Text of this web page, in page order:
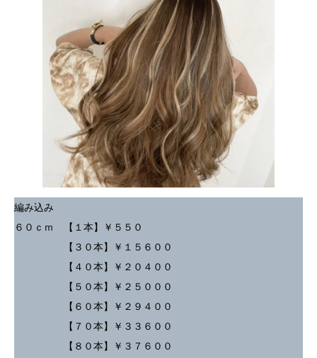
編み込み
６０ｃｍ 【１本】￥５５０
【３０本】￥１５６００
【４０本】￥２０４００
【５０本】￥２５０００
【６０本】￥２９４００
【７０本】￥３３６００
【８０本】￥３７６００